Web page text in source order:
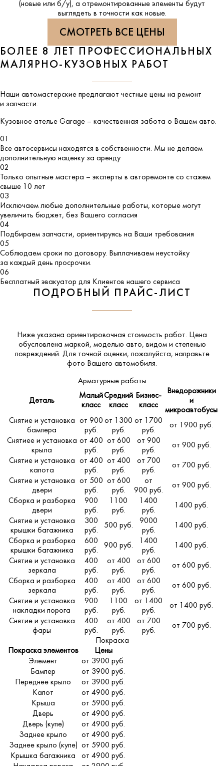
(новые или б/у), а отремонтированные элементы будут
выглядеть в точности как новые.
СМОТРЕТЬ ВСЕ ЦЕНЫ
БОЛЕЕ 8 ЛЕТ ПРОФЕССИОНАЛЬНЫХ
МАЛЯРНО-КУЗОВНЫХ РАБОТ
Наши автомастерские предлагают честные цены на ремонт
и запчасти.
Кузовное ателье Garage – качественная забота о Вашем авто.
01
Все автосервисы находятся в собственности. Мы не делаем
дополнительную наценку за аренду
02
Только опытные мастера – эксперты в авторемонте со стажем
свыше 10 лет
03
Исключаем любые дополнительные работы, которые могут
увеличить бюджет, без Вашего согласия
04
Подбираем запчасти, ориентируясь на Ваши требования
05
Соблюдаем сроки по договору. Выплачиваем неустойку
за каждый день просрочки.
06
Бесплатный эвакуатор для Клиентов нашего сервиса
ПОДРОБНЫЙ ПРАЙС-ЛИСТ
Ниже указана ориентировочная стоимость работ. Цена
обусловлена маркой, моделью авто, видом и степенью
повреждений. Для точной оценки, пожалуйста, направьте
фото Вашего автомобиля.
Арматурные работы
Деталь
Малый
класс
Средний
класс
Бизнес-
класс
Внедорожники
и
микроавтобусы
Снятие и установка
бампера
от 900
руб.
от 1300
руб.
от 1700
руб.
от 1900 руб.
Снятиее и установка
крыла
от 400
руб.
от 600
руб.
от 900
руб.
от 900 руб.
Снятие и установка
капота
от 400
руб.
от 400
руб.
от 700
руб.
от 700 руб.
Снятие и установка
двери
от 500
руб.
от 600
руб.
от
900 руб.
от 900 руб.
Сборка и разборка
двери
900
руб.
1100
руб.
1400
руб.
1400 руб.
Снятие и установка
крышки багажника
300
руб.
500 руб.
9000
руб.
1400 руб.
Сборка и разборка
крышки багажника
600
руб.
900 руб.
1400
руб.
1400 руб.
Снятие и установка
зеркала
400
руб.
от 400
руб.
от 600
руб.
от 600 руб.
Сборка и разборка
зеркала
400
руб.
от 400
руб.
от 600
руб.
от 600 руб.
Снятие и установка
накладки порога
900
руб.
1100
руб.
от 1400
руб.
от 1400 руб.
Снятие и установка
фары
400
руб.
от 400
руб.
от 700
руб.
от 700 руб.
Покраска
Покраска элементов
Цены
Элемент
от 3900 руб.
Бампер
от 3900 руб.
Переднее крыло
от 3900 руб.
Капот
от 4900 руб.
Крыша
от 5900 руб.
Дверь
от 4900 руб.
Дверь (купе)
от 4900 руб.
Заднее крыло
от 4900 руб.
Заднее крыло (купе) от 5900 руб.
Крышка багажника
от 4900 руб.